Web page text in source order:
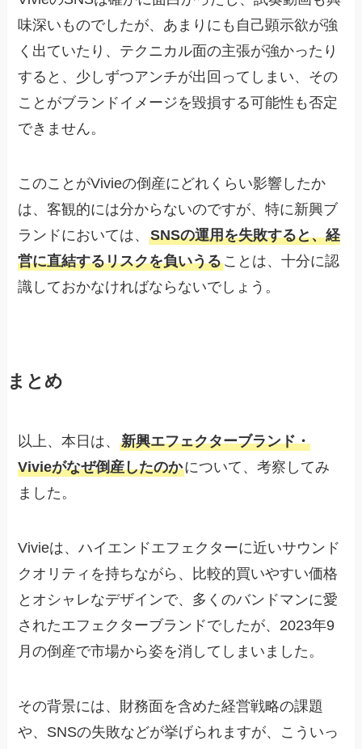
味深いものでしたが、あまりにも自己顕示欲が強
く出ていたり、テクニカル面の主張が強かったり
すると、少しずつアンチが出回ってしまい、その
ことがブランドイメージを毀損する可能性も否定
できません。
このことがVivieの倒産にどれくらい影響したか
は、客観的には分からないのですが、特に新興ブ
ランドにおいては、SNSの運用を失敗すると、経
営に直結するリスクを負いうることは、十分に認
識しておかなければならないでしょう。
まとめ
以上、本日は、新興エフェクターブランド・
Vivieがなぜ倒産したのかについて、考察してみ
ました。
Vivieは、ハイエンドエフェクターに近いサウンド
クオリティを持ちながら、比較的買いやすい価格
とオシャレなデザインで、多くのバンドマンに愛
されたエフェクターブランドでしたが、2023年9
月の倒産で市場から姿を消してしまいました。
その背景には、財務面を含めた経営戦略の課題
や、SNSの失敗などが挙げられますが、こういっ